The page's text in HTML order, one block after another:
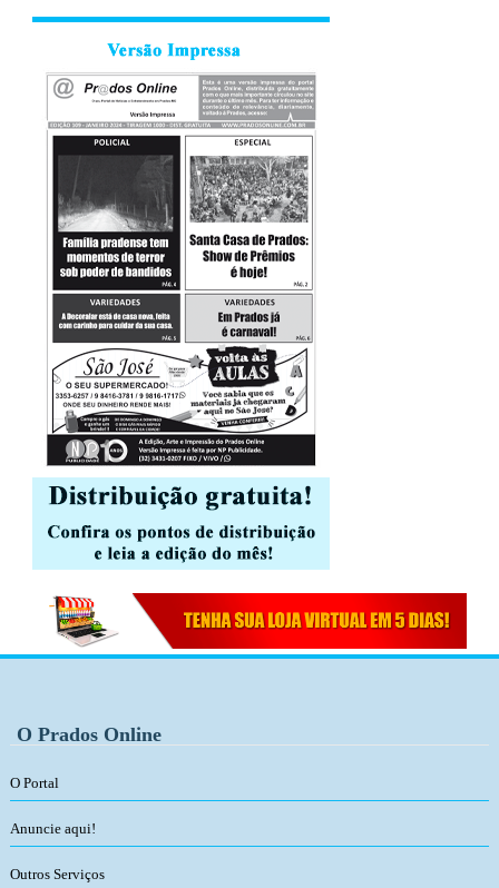
O Prados Online
O Portal
Anuncie aqui!
Outros Serviços